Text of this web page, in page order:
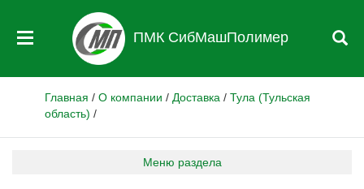
ПМК СибМашПолимер
Главная / О компании / Доставка / Тула (Тульская
область) /
Меню раздела